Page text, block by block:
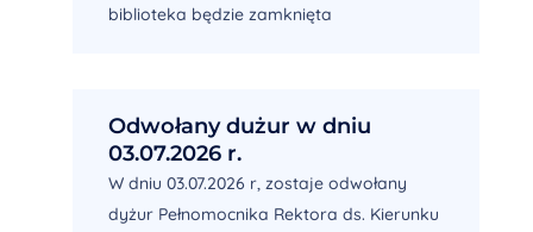
biblioteka będzie zamknięta
Odwołany dużur w dniu
03.07.2026 r.
W dniu 03.07.2026 r, zostaje odwołany
dyżur Pełnomocnika Rektora ds. Kierunku